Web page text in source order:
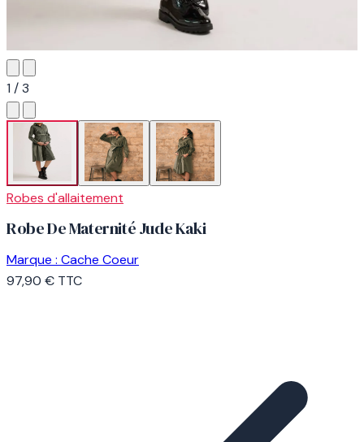
1 / 3
Robes d'allaitement
Robe De Maternité Jude Kaki
Marque : Cache Coeur
97,90 € TTC